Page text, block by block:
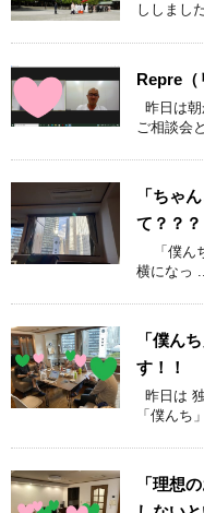
ししまし
Repre（
昨日は
ご相談会
「ちゃ
て？？？
「僕ん
横になっ ...
「僕ん
す！！
昨日は
「僕んち
「理想